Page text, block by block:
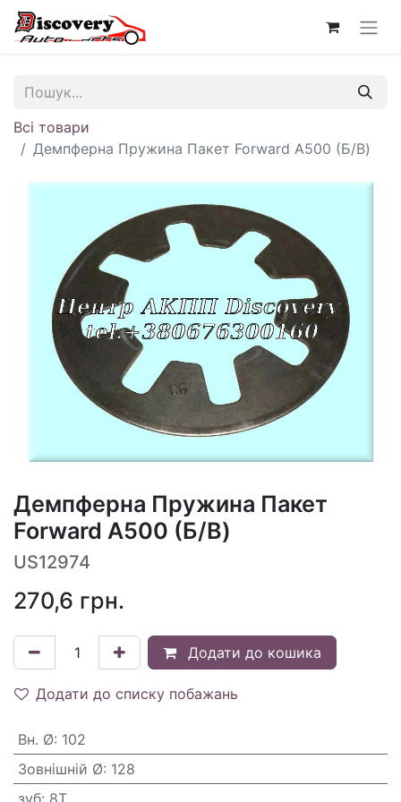
Всі товари
Демпферна Пружина Пакет Forward A500 (Б/В)
Демпферна Пружина Пакет
Forward A500 (Б/В)
US12974
270,6 грн.
Додати до кошика
Додати до списку побажань
Вн. Ø: 102
Зовнішній Ø: 128
зуб: 8T